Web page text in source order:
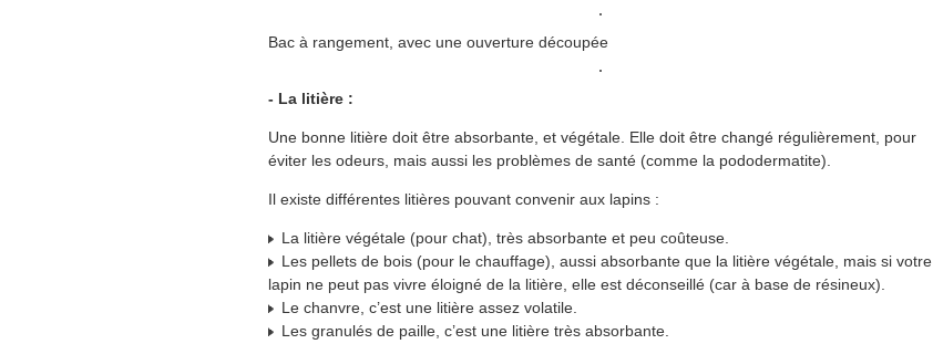
Bac à rangement, avec une ouverture découpée
- La litière :
Une bonne litière doit être absorbante, et végétale. Elle doit être changé régulièrement, pour
éviter les odeurs, mais aussi les problèmes de santé (comme la pododermatite).
Il existe différentes litières pouvant convenir aux lapins :
La litière végétale (pour chat), très absorbante et peu coûteuse.
Les pellets de bois (pour le chauffage), aussi absorbante que la litière végétale, mais si votre
lapin ne peut pas vivre éloigné de la litière, elle est déconseillé (car à base de résineux).
Le chanvre, c’est une litière assez volatile.
Les granulés de paille, c’est une litière très absorbante.